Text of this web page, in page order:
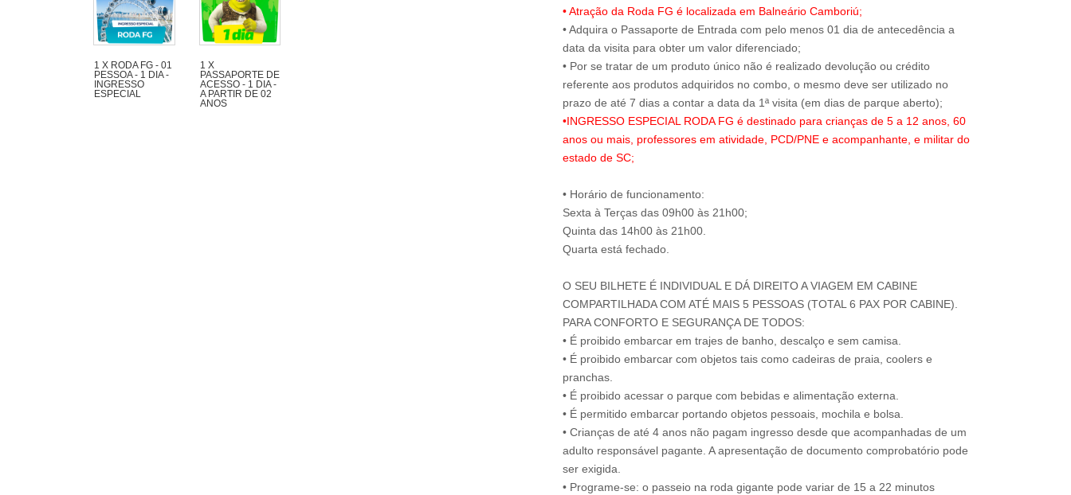
1 X RODA FG - 01
PESSOA - 1 DIA -
INGRESSO
ESPECIAL
1 X
PASSAPORTE DE
ACESSO - 1 DIA -
A PARTIR DE 02
ANOS
• Atração da Roda FG é localizada em Balneário Camboriú;
• Adquira o Passaporte de Entrada com pelo menos 01 dia de antecedência a
data da visita para obter um valor diferenciado;
• Por se tratar de um produto único não é realizado devolução ou crédito
referente aos produtos adquiridos no combo, o mesmo deve ser utilizado no
•INGRESSO ESPECIAL RODA FG é destinado para crianças de 5 a 12 anos, 60
anos ou mais, professores em atividade, PCD/PNE e acompanhante, e militar do
estado de SC;
• Horário de funcionamento:
Sexta à Terças das 09h00 às 21h00;
Quinta das 14h00 às 21h00.
Quarta está fechado.
O SEU BILHETE É INDIVIDUAL E DÁ DIREITO A VIAGEM EM CABINE
COMPARTILHADA COM ATÉ MAIS 5 PESSOAS (TOTAL 6 PAX POR CABINE).
PARA CONFORTO E SEGURANÇA DE TODOS:
• É proibido embarcar em trajes de banho, descalço e sem camisa.
• É proibido embarcar com objetos tais como cadeiras de praia, coolers e
pranchas.
• É proibido acessar o parque com bebidas e alimentação externa.
• É permitido embarcar portando objetos pessoais, mochila e bolsa.
• Crianças de até 4 anos não pagam ingresso desde que acompanhadas de um
adulto responsável pagante. A apresentação de documento comprobatório pode
ser exigida.
• Programe-se: o passeio na roda gigante pode variar de 15 a 22 minutos